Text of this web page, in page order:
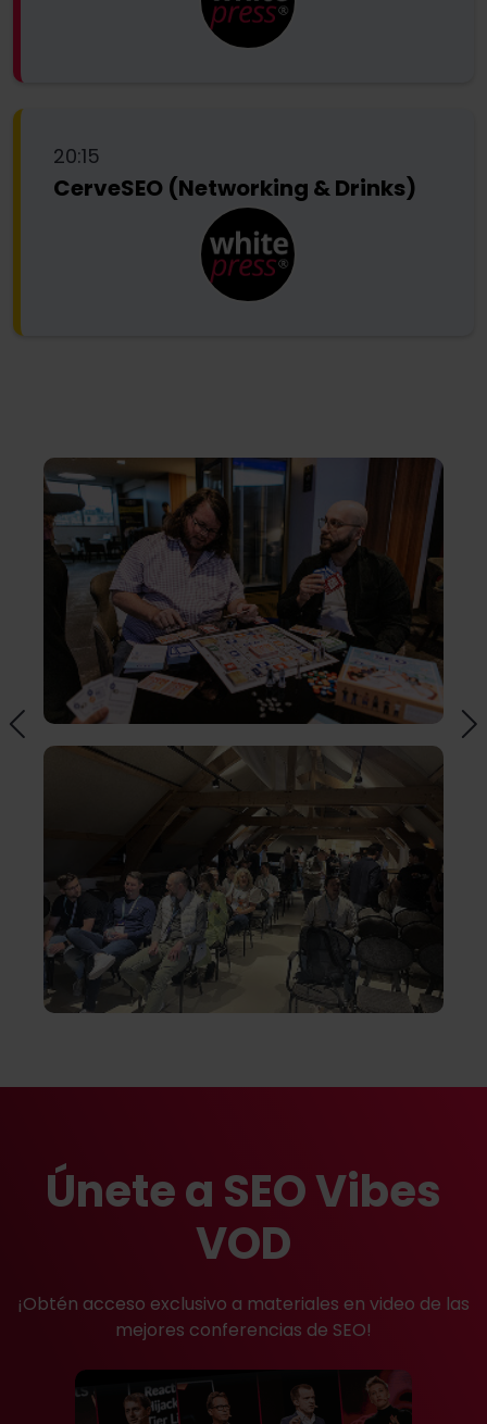
20:15
CerveSEO (Networking & Drinks)
Únete a SEO Vibes
VOD
¡Obtén acceso exclusivo a materiales en video de las
mejores conferencias de SEO!